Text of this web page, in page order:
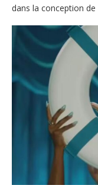
dans la conception de